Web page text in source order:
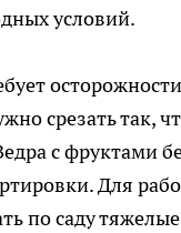
условий.
срезать так,
с фруктами
Для
по саду